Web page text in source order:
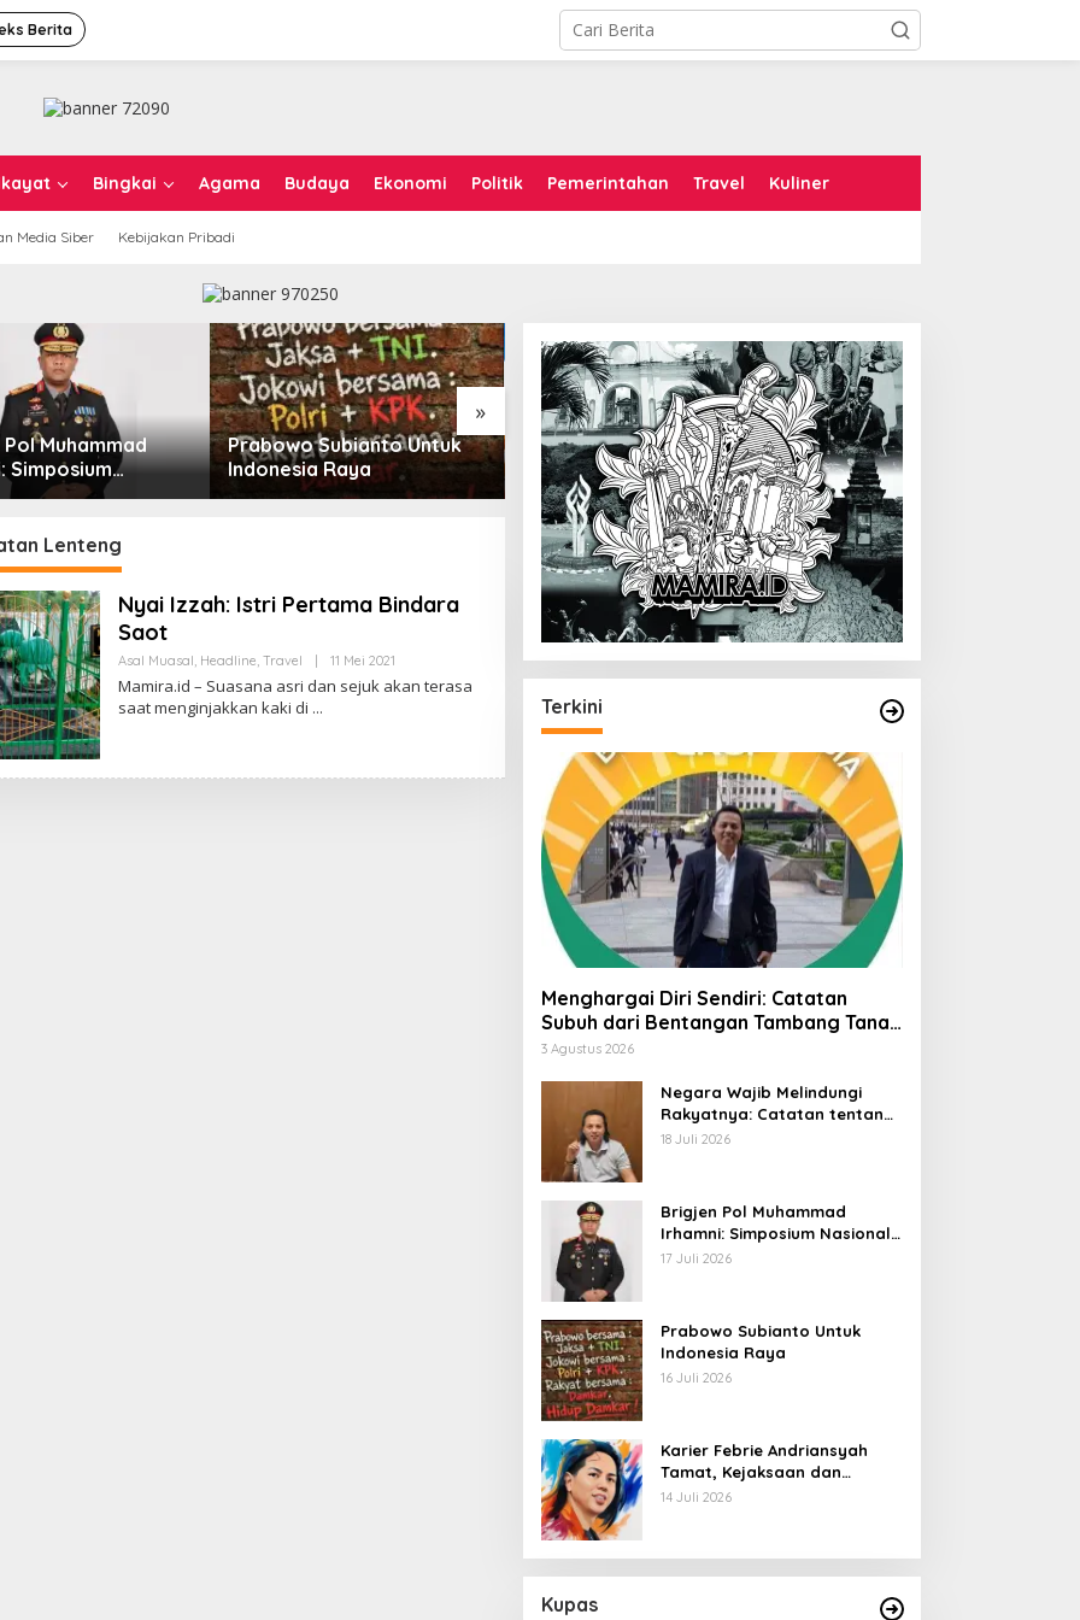
Berita
Bingkai Agama Budaya Ekonomi Politik Pemerintahan Travel Kuliner
Media Siber Kebijakan Pribadi
»
Muhammad
Simposium
Outlook
Banyak Masukan
Prabowo Subianto Untuk
Indonesia Raya
Karier Febrie Andriansyah
Tamat, Kejaksaan dan
Kepolisian Kian Erat
Menghargai Diri Sendiri:
Catatan Subuh dari
Bentangan Tambang Tanah
Jawa
Lenteng
Nyai Izzah: Istri Pertama Bindara
Saot
Asal Muasal Headline Travel | 11 Mei 2021
L
E
A
Mamira.id – Suasana asri dan sejuk akan terasa
saat menginjakkan kaki di
Terkini
Menghargai Diri Sendiri: Catatan
Subuh dari Bentangan Tambang Tanah
Jawa
3 Agustus 2026
Negara Wajib Melindungi
Rakyatnya: Catatan tentang
Nasib Para Penambang
18 Juli 2026
Brigjen Pol Muhammad
Irhamni: Simposium Nasional
Outlook Kejahatan SDA-LH
17 Juli 2026
Prabowo Subianto Untuk
Indonesia Raya
16 Juli 2026
Karier Febrie Andriansyah
Tamat, Kejaksaan dan
Kepolisian Kian Erat
14 Juli 2026
Kupas